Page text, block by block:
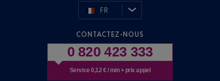
FR
CONTACTEZ-NOUS
0 820 423 333
Service 0,12 € / min + prix appel